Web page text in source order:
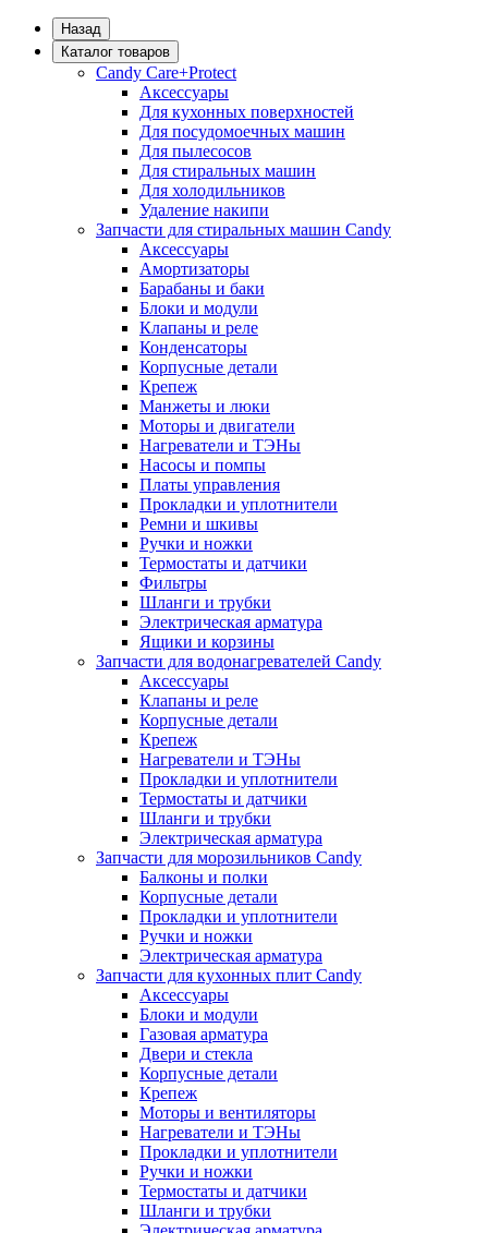
Назад
Каталог товаров
Candy Care+Protect
Аксессуары
Для кухонных поверхностей
Для посудомоечных машин
Для пылесосов
Для стиральных машин
Для холодильников
Удаление накипи
Запчасти для стиральных машин Candy
Аксессуары
Амортизаторы
Барабаны и баки
Блоки и модули
Клапаны и реле
Конденсаторы
Корпусные детали
Крепеж
Манжеты и люки
Моторы и двигатели
Нагреватели и ТЭНы
Насосы и помпы
Платы управления
Прокладки и уплотнители
Ремни и шкивы
Ручки и ножки
Термостаты и датчики
Фильтры
Шланги и трубки
Электрическая арматура
Ящики и корзины
Запчасти для водонагревателей Candy
Аксессуары
Клапаны и реле
Корпусные детали
Крепеж
Нагреватели и ТЭНы
Прокладки и уплотнители
Термостаты и датчики
Шланги и трубки
Электрическая арматура
Запчасти для морозильников Candy
Балконы и полки
Корпусные детали
Прокладки и уплотнители
Ручки и ножки
Электрическая арматура
Запчасти для кухонных плит Candy
Аксессуары
Блоки и модули
Газовая арматура
Двери и стекла
Корпусные детали
Крепеж
Моторы и вентиляторы
Нагреватели и ТЭНы
Прокладки и уплотнители
Ручки и ножки
Термостаты и датчики
Шланги и трубки